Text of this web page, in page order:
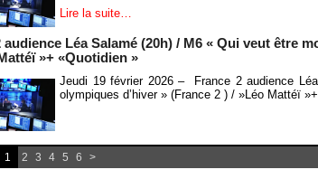
Lire la suite…
audience Léa Salamé (20h) / M6 « Qui veut être
»+ «Quotidien »
Jeudi 19 février 2026 – France 2 audience
olympiques d’hiver » (France 2 ) / »Léo Mattéï
1 2 3 4 5 6 >